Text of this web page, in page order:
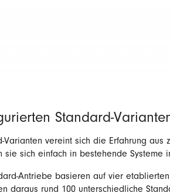
Standard-
Varianten vereint sich die Erfahrung
sie sich einfach in bestehende
Antriebe basieren auf vier
daraus rund 100 unterschiedliche